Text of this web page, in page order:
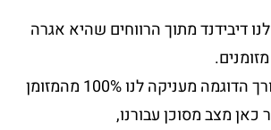
דיבידנד מתוך הרווחים שהיא אגרה
כאשר החברה לצורך הדוגמה מעניקה לנו 100% מהמזומן
כאן מצב מסוכן עבורנו,